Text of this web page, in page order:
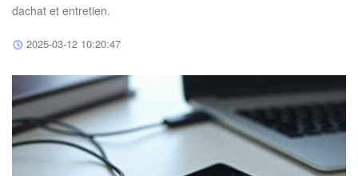
dachat et entretien.
2025-03-12 10:20:47